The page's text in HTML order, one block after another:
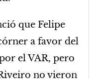
que Felipe
a favor del
el VAR, pero
no vieron